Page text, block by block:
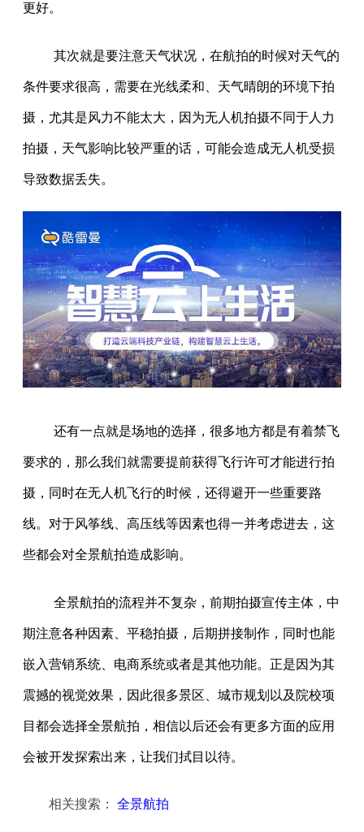
更好。
其次就是要注意天气状况，在航拍的时候对天气的
条件要求很高，需要在光线柔和、天气晴朗的环境下拍
摄，尤其是风力不能太大，因为无人机拍摄不同于人力
拍摄，天气影响比较严重的话，可能会造成无人机受损
导致数据丢失。
还有一点就是场地的选择，很多地方都是有着禁飞
要求的，那么我们就需要提前获得飞行许可才能进行拍
摄，同时在无人机飞行的时候，还得避开一些重要路
线。对于风筝线、高压线等因素也得一并考虑进去，这
些都会对全景航拍造成影响。
全景航拍的流程并不复杂，前期拍摄宣传主体，中
期注意各种因素、平稳拍摄，后期拼接制作，同时也能
嵌入营销系统、电商系统或者是其他功能。正是因为其
震撼的视觉效果，因此很多景区、城市规划以及院校项
目都会选择全景航拍，相信以后还会有更多方面的应用
会被开发探索出来，让我们拭目以待。
相关搜索： 全景航拍